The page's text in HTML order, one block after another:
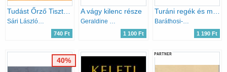
Sári László (szerk.)
740 Ft
A vágy kilenc része
Geraldine Brooks
1 100 Ft
Baráthosi-Balogh Benedek
1 190 Ft
40%
PARTNER